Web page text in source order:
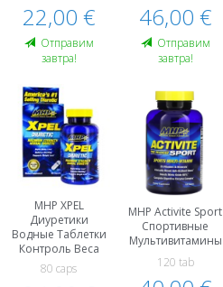
22,00 €
Oтправим
завтра!
46,00 €
Oтправим
завтра!
MHP XPEL
Диуретики
Водные Таблетки
Контроль Веса
80 caps
MHP Activite Sport
Спортивные
Мультивитамины
120 tab